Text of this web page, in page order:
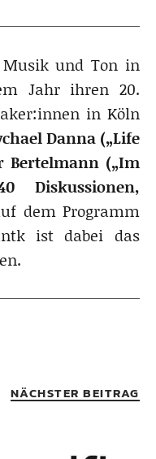
Musik und Ton in
Jahr ihren 20.
in Köln
Danna („Life
Bertelmann („Im
Diskussionen,
dem Programm
ist dabei das
NÄCHSTER BEITRAG